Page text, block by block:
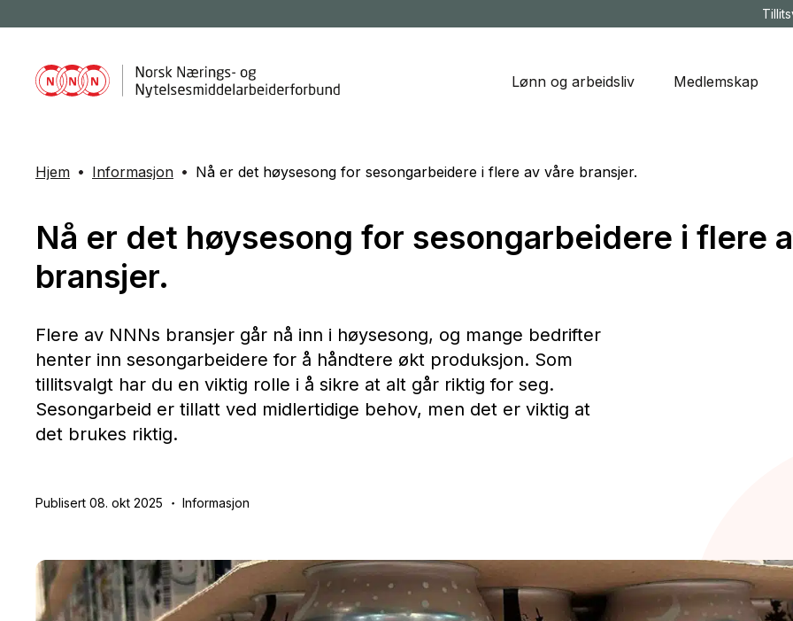
Lønn og arbeidsliv Medlemskap
Hjem Informasjon Nå er det høysesong for sesongarbeidere i flere av våre bransjer.
Nå er det høysesong for sesongarbeidere i flere
bransjer.
Flere av NNNs bransjer går nå inn i høysesong, og mange bedrifter
henter inn sesongarbeidere for å håndtere økt produksjon. Som
tillitsvalgt har du en viktig rolle i å sikre at alt går riktig for seg.
Sesongarbeid er tillatt ved midlertidige behov, men det er viktig at
det brukes riktig.
Publisert 08. okt 2025 Informasjon